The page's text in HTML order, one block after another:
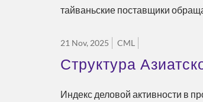
тайваньские поставщики
21 Nov, 2025 CML
Структура
Индекс деловой активности в